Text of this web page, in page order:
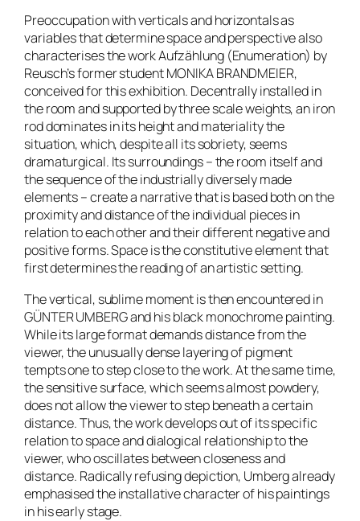
Preoccupation with verticals and horizontals as
variables that determine space and perspective also
characterises the workAufzählung (Enumeration) by
Reusch’s former student MONIKA BRANDMEIER,
conceived for this exhibition. Decentrally installed in
the room and supported by three scale weights, an iron
rod dominates in its height and materiality the
situation, which, despite all its sobriety, seems
dramaturgical. Its surroundings – the room itself and
the sequence of the industrially diversely made
elements – create a narrative that is based both on the
proximity and distance of the individual pieces in
relation to each other and their different negative and
positive forms. Space is the constitutive element that
first determines the reading of an artistic setting.
The vertical, sublime moment is then encountered in
GÜNTER UMBERG and his black monochrome painting.
While its large format demands distance from the
viewer, the unusually dense layering of pigment
tempts one to step close to the work. At the same time,
the sensitive surface, which seems almost powdery,
does not allow the viewer to step beneath a certain
distance. Thus, the work develops out of its specific
relation to space and dialogical relationship to the
viewer, who oscillates between closeness and
distance. Radically refusing depiction, Umberg already
emphasised the installative character of his paintings
in his early stage.